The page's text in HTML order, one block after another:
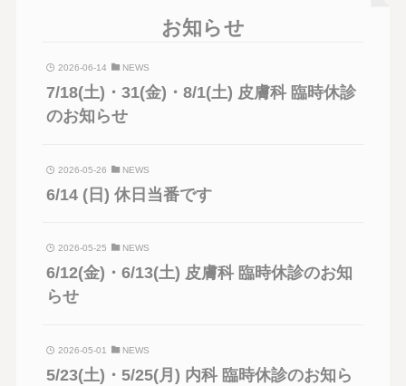
お知らせ
2026-06-14 NEWS
7/18(土)・31(金)・8/1(土) 皮膚科 臨時休診
のお知らせ
2026-05-26 NEWS
6/14 (日) 休日当番です
2026-05-25 NEWS
6/12(金)・6/13(土) 皮膚科 臨時休診のお知
らせ
2026-05-01 NEWS
5/23(土)・5/25(月) 内科 臨時休診のお知ら